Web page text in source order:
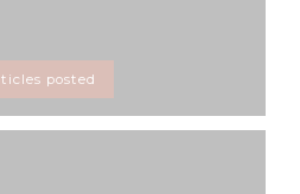
posted